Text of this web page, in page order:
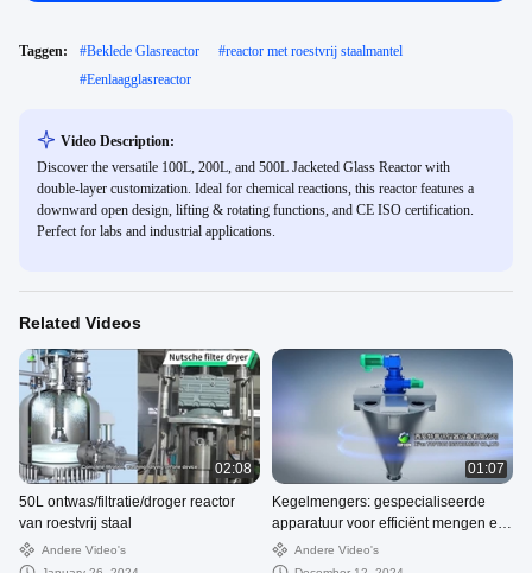
Taggen: #Beklede Glasreactor #reactor met roestvrij staalmantel
#Eenlaagglasreactor
Video Description:
Discover the versatile 100L, 200L, and 500L Jacketed Glass Reactor with
double-layer customization. Ideal for chemical reactions, this reactor features a
downward open design, lifting & rotating functions, and CE ISO certification.
Perfect for labs and industrial applications.
Related Videos
02:08
50L ontwas/filtratie/droger reactor
van roestvrij staal
Andere Video's
01:07
Kegelmengers: gespecialiseerde
apparatuur voor efficiënt mengen en
mengen
Andere Video's